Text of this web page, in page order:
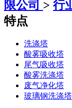
限公司 > 行
特点
洗涤塔
酸雾吸收塔
尾气吸收塔
酸雾洗涤塔
废气净化塔
玻璃钢洗涤塔